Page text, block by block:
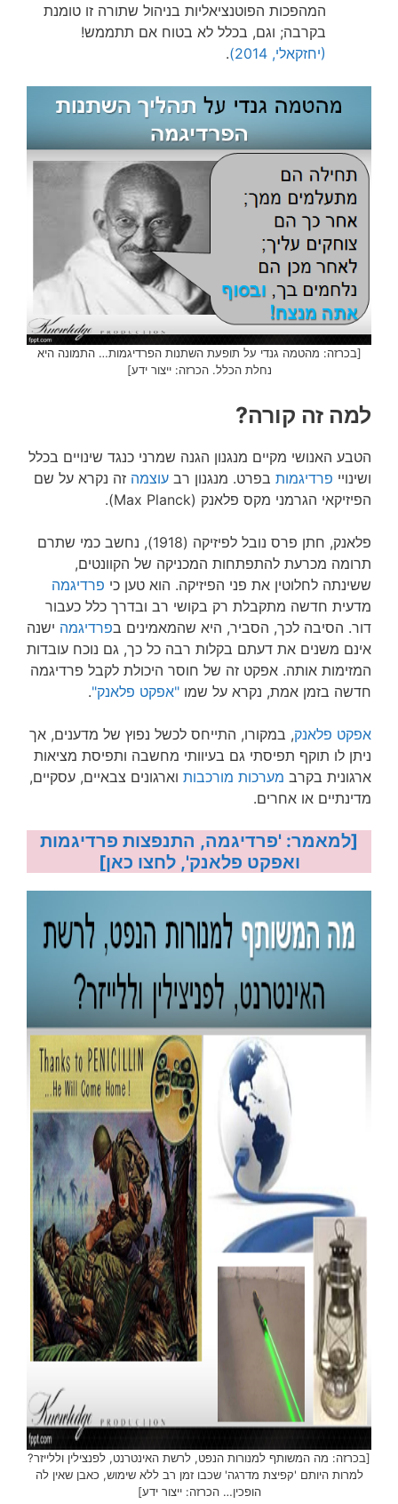
המהפכות הפוטנציאליות בניהול שתורה זו טומנת
בקרבה; וגם, בכלל לא בטוח אם תתממש!
(יחזקאלי, 2014)
.
[בכרזה: מהטמה גנדי על תופעת השתנות הפרדיגמות… התמונה היא
נחלת הכלל. הכרזה: ייצור ידע]
למה זה קורה?
הטבע האנושי מקיים מנגנון הגנה שמרני כנגד שינויים בכלל
ושינויי פרדיגמות בפרט. מנגנון רב עוצמה זה נקרא על שם
הפיזיקאי הגרמני מקס פלאנק (Max Planck).
פלאנק, חתן פרס נובל לפיזיקה (1918), נחשב כמי שתרם
תרומה מכרעת להתפתחות המכניקה של הקוונטים,
ששינתה לחלוטין את פני הפיזיקה. הוא טען כי פרדיגמה
מדעית חדשה מתקבלת רק בקושי רב ובדרך כלל כעבור
דור. הסיבה לכך, הסביר, היא שהמאמינים בפרדיגמה ישנה
אינם משנים את דעתם בקלות רבה כל כך, גם נוכח עובדות
המזימות אותה. אפקט זה של חוסר היכולת לקבל פרדיגמה
חדשה בזמן אמת, נקרא על שמו "אפקט פלאנק".
אפקט פלאנק, במקורו, התייחס לכשל נפוץ של מדענים, אך
ניתן לו תוקף תפיסתי גם בעיוותי מחשבה ותפיסת מציאות
ארגונית בקרב מערכות מורכבות וארגונים צבאיים, עסקיים,
מדינתיים או אחרים.
[למאמר: 'פרדיגמה, התנפצות פרדיגמות
ואפקט פלאנק', לחצו כאן]
[בכרזה: מה המשותף למנורות הנפט, לרשת האינטרנט, לפנצילין וללייזר?
למרות היותם 'קפיצת מדרגה' שכבו זמן רב ללא שימוש, כאבן שאין לה
הופכין… הכרזה: ייצור ידע]